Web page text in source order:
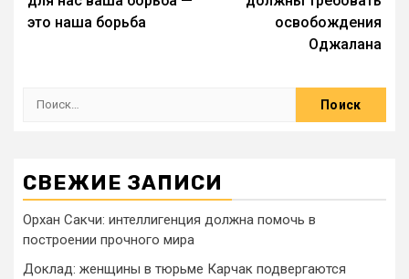
это наша борьба
освобождения
Оджалана
СВЕЖИЕ ЗАПИСИ
Орхан Сакчи: интеллигенция должна помочь в
построении прочного мира
Доклад: женщины в тюрьме Карчак подвергаются